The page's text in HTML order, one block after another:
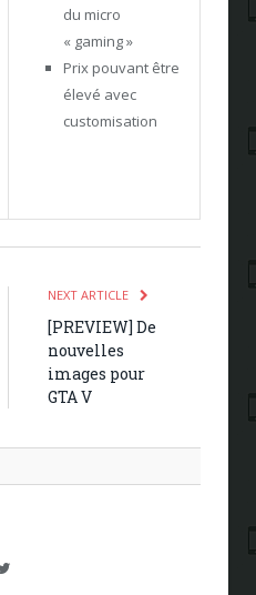
du micro
« gaming »
Prix pouvant être
élevé avec
customisation
NEXT ARTICLE
[PREVIEW] De
nouvelles
images pour
GTA V
Twitter